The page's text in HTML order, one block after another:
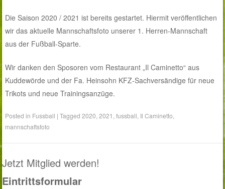
Die Saison 2020 / 2021 ist bereits gestartet. Hiermit veröffentlichen
wir das aktuelle Mannschaftsfoto unserer 1. Herren-Mannschaft
aus der Fußball-Sparte.
Wir danken den Sposoren vom Restaurant „Il Caminetto“ aus
Kuddewörde und der Fa. Heinsohn KFZ-Sachversändige für neue
Trikots und neue Trainingsanzüge.
Posted in Fussball |Tagged2020,2021 ,fussball, Il Caminetto,
mannschaftsfoto
Jetzt Mitglied werden!
Eintrittsformular